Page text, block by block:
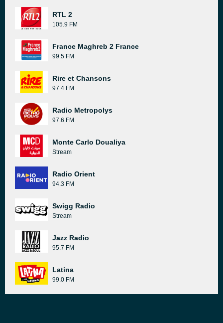
RTL 2
105.9 FM
France Maghreb 2 France
99.5 FM
Rire et Chansons
97.4 FM
Radio Metropolys
97.6 FM
Monte Carlo Doualiya
Stream
Radio Orient
94.3 FM
Swigg Radio
Stream
Jazz Radio
95.7 FM
Latina
99.0 FM